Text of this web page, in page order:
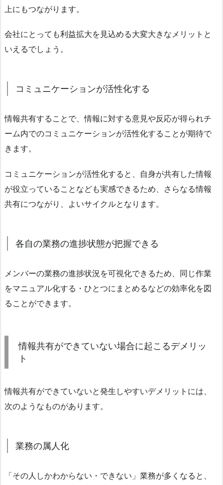
上にもつながります。
会社にとっても利益拡大を見込める大変大きなメリットと
いえるでしょう。
コミュニケーションが活性化する
情報共有することで、情報に対する意見や反応が得られチ
ーム内でのコミュニケーションが活性化することが期待で
きます。
コミュニケーションが活性化すると、自身が共有した情報
が役立っていることなども実感できるため、さらなる情報
共有につながり、よいサイクルとなります。
各自の業務の進捗状態が把握できる
メンバーの業務の進捗状況を可視化できるため、同じ作業
をマニュアル化する・ひとつにまとめるなどの効率化を図
ることができます。
情報共有ができていない場合に起こるデメリッ
ト
情報共有ができていないと発生しやすいデメリットには、
次のようなものがあります。
業務の属人化
「その人しかわからない・できない」業務が多くなると、